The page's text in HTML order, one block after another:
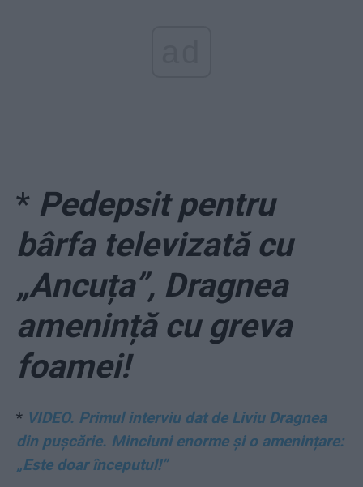
* Pedepsit pentru
bârfa televizată cu
„Ancuța”, Dragnea
amenință cu greva
foamei!
* VIDEO. Primul interviu dat de Liviu Dragnea
din pușcărie. Minciuni enorme și o amenințare:
„Este doar începutul!”